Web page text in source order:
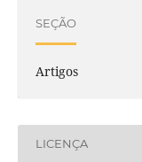
SEÇÃO
Artigos
LICENÇA